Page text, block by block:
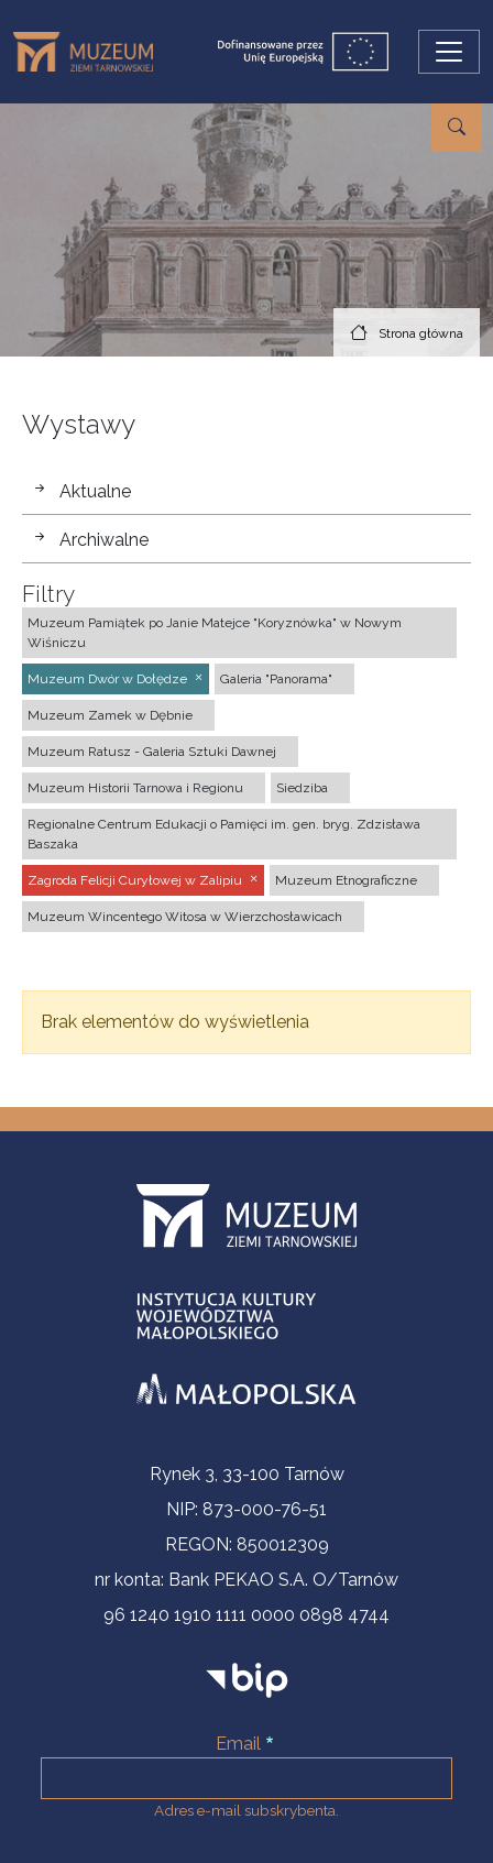
Strona główna
Wystawy
wystawy
Aktualne
Archiwalne
Filtry
Muzeum Pamiątek po Janie Matejce "Koryznówka" w Nowym
Wiśniczu
Muzeum Dwór w Dołędze Galeria "Panorama"
Muzeum Zamek w Dębnie
Muzeum Ratusz - Galeria Sztuki Dawnej
Muzeum Historii Tarnowa i Regionu Siedziba
Regionalne Centrum Edukacji o Pamięci im. gen. bryg. Zdzisława
Baszaka
Zagroda Felicji Curyłowej w Zalipiu Muzeum Etnograficzne
Muzeum Wincentego Witosa w Wierzchosławicach
Brak elementów do wyświetlenia
Informacje kontaktoweRynek 3, 33-100 Tarnów
NIP: 873-000-76-51
REGON: 850012309
nr konta: Bank PEKAO S.A. O/Tarnów
96 1240 1910 1111 0000 0898 4744
Email
Adres e-mail subskrybenta.